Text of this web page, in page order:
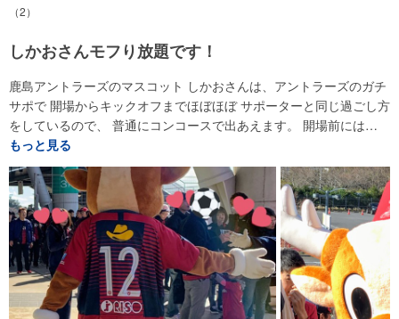
（2）
しかおさんモフり放題です！
鹿島アントラーズのマスコット しかおさんは、アントラーズのガチ
サポで 開場からキックオフまでほぼほぼ サポーターと同じ過ごし方
をしているので、 普通にコンコースで出あえます。 開場前には…
もっと見る